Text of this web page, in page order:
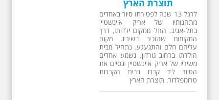
סיור מיוחד בעקבות חייו
ושיריו - עטור מצחך זהב
שחור תחנות תל אביביות
מחייו של אריק איינשטיין -
מתאים גם למשפחות -
תוצרת הארץ
13 שנים לפטירתו של זמר ענק. סיור
באחדים מתחנותיו של אריק איינשטיין
בתל-אביב. החל ממקום ילדותו, דרך
המקומות שהזכיר בשיריו. מקום
עליהם חלם והתגעגע. נתחיל מבית